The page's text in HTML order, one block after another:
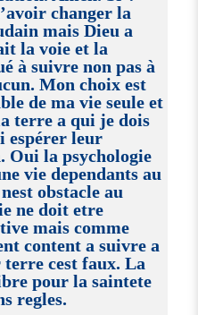
changer la
mais Dieu a
la voie et la
à suivre non pas à
Mon choix est
de ma vie seule et
terre a qui je dois
leur
Oui la psychologie
vie dependants au
obstacle au
ne doit etre
mais comme
content a suivre a
cest faux. La
pour la saintete
regles.